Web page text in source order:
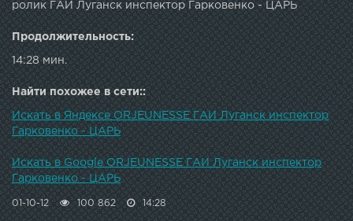
ролик ГАИ Луганск инспектор Гарковенко - ЦАРЬ
Продолжительность:
14:28 мин.
Найти похожее в сети::
Искать в Яндексе ORJEUNESSE ГАИ Луганск инспектор
Гарковенко - ЦАРЬ
Искать в Google ORJEUNESSE ГАИ Луганск инспектор
Гарковенко - ЦАРЬ
01-10-12 100 862 14:28